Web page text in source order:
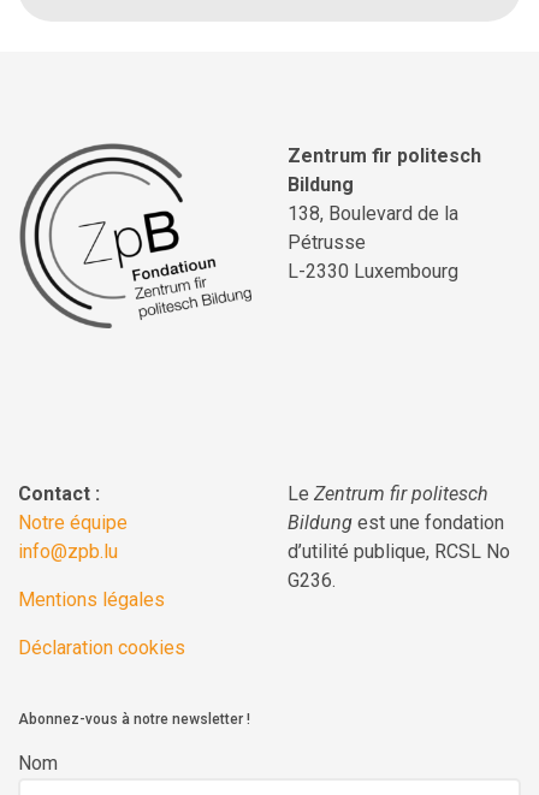
Zentrum fir politesch
Bildung
138, Boulevard de la
Pétrusse
L-2330 Luxembourg
Contact :
Notre équipe
info@zpb.lu
Mentions légales
Déclaration cookies
Le Zentrum fir politesch
Bildung est une fondation
d’utilité publique, RCSL No
G236.
Abonnez-vous à notre newsletter !
Nom